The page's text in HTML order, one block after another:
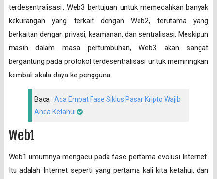
terdesentralisasi’, Web3 bertujuan untuk memecahkan banyak
kekurangan yang terkait dengan Web2, terutama yang
berkaitan dengan privasi, keamanan, dan sentralisasi. Meskipun
masih dalam masa pertumbuhan, Web3 akan sangat
bergantung pada protokol terdesentralisasi untuk memiringkan
kembali skala daya ke pengguna.
Baca : Ada Empat Fase Siklus Pasar Kripto Wajib
Anda Ketahui
Web1
Web1 umumnya mengacu pada fase pertama evolusi Internet.
Itu adalah Internet seperti yang pertama kali kita ketahui, dan